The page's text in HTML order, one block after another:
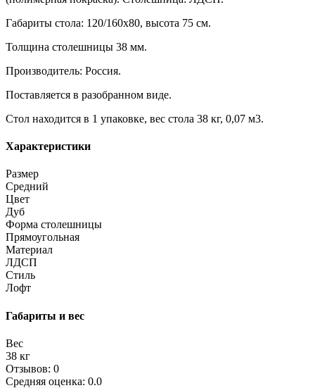
Габариты стола: 120/160х80, высота 75 см.
Толщина столешницы 38 мм.
Производитель: Россия.
Поставляется в разобранном виде.
Стол находится в 1 упаковке, вес стола 38 кг, 0,07 м3.
Характеристики
Размер
Средний
Цвет
Дуб
Форма столешницы
Прямоугольная
Материал
ЛДСП
Стиль
Лофт
Габариты и вес
Вес
38 кг
Отзывов: 0
Средняя оценка: 0.0